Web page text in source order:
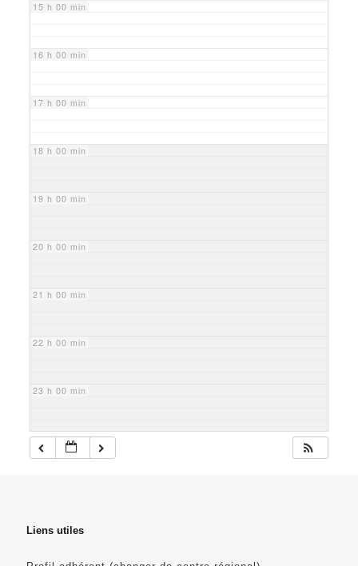
15 h 00 min
16 h 00 min
17 h 00 min
18 h 00 min
19 h 00 min
20 h 00 min
21 h 00 min
22 h 00 min
23 h 00 min
Liens utiles